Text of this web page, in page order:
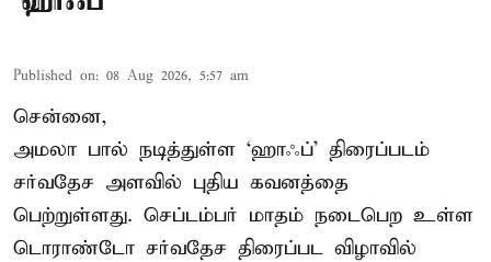
Published on: 08 Aug 2026, 5:57 am
சென்னை,
அமலா பால் நடித்துள்ள ‘ஹாஃப்’ திரைப்படம்
சர்வதேச அளவில் புதிய கவனத்தை
பெற்றுள்ளது. செப்டம்பர் மாதம் நடைபெற உள்ள
டொராண்டோ சர்வதேச திரைப்பட விழாவில்